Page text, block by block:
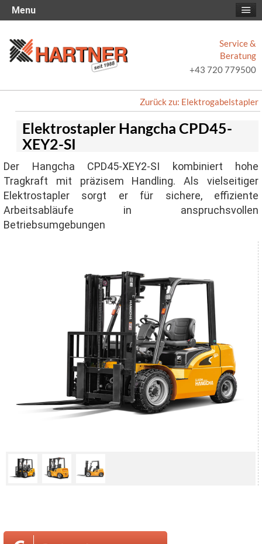
Service &
Beratung
+43 720 779500
Zurück zu: Elektrogabelstapler
Elektrostapler Hangcha CPD45-
XEY2-SI
Der Hangcha CPD45-XEY2-SI kombiniert hohe
Tragkraft mit präzisem Handling. Als vielseitiger
Elektrostapler sorgt er für sichere, effiziente
Arbeitsabläufe in anspruchsvollen
Betriebsumgebungen
Menu